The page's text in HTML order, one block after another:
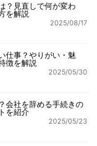
？見直しで何が変わ
を解説
2025/08/17
仕事？やりがい・魅
徴を解説
2025/05/30
会社を辞める手続きの
を紹介
2025/05/23